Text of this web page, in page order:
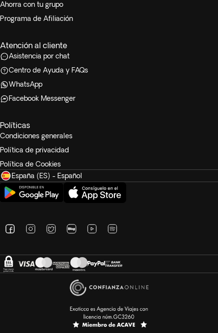
Ahorra con tu grupo
Programa de Afiliación
Atención al cliente
Asistencia por chat
Centro de Ayuda y FAQs
WhatsApp
Facebook Messenger
Políticas
Condiciones generales
Política de privacidad
Política de Cookies
España (ES) - Español